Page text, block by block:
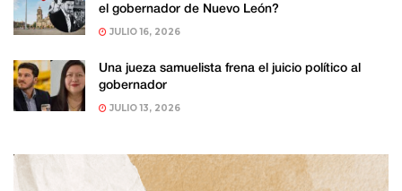
el gobernador de Nuevo León?
JULIO 16, 2026
Una jueza samuelista frena el juicio político al
gobernador
JULIO 13, 2026